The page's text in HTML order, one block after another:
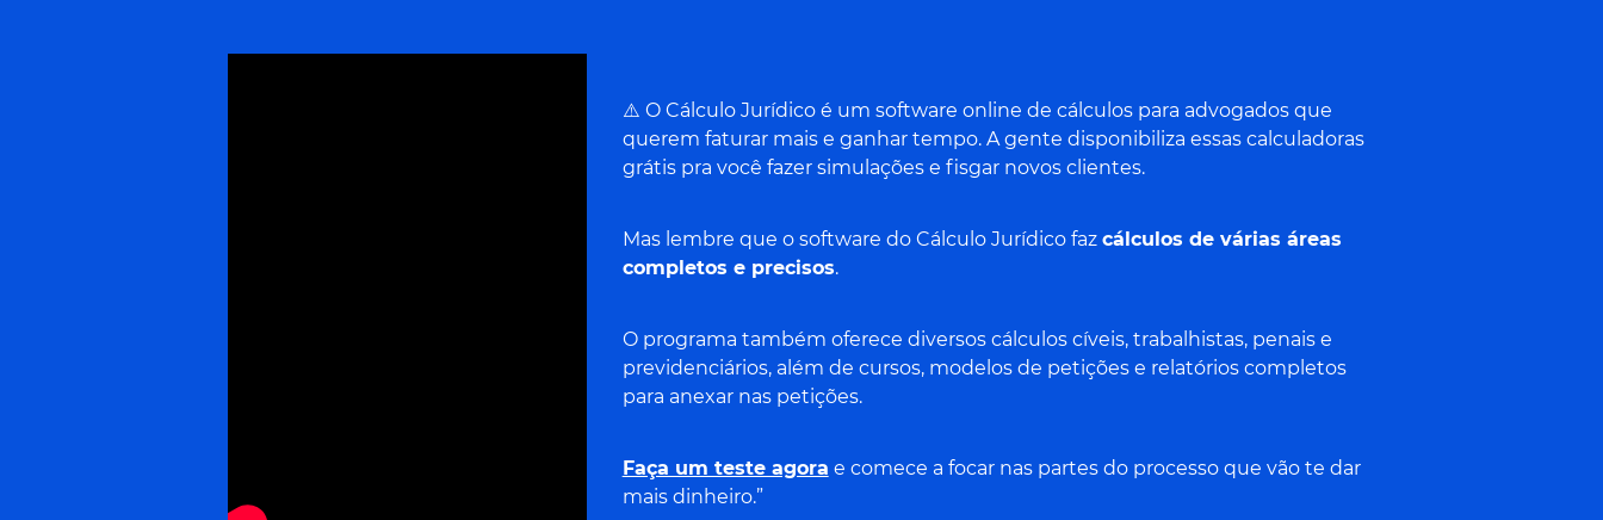
⚠️ O Cálculo Jurídico é um software online de cálculos para advogados que
querem faturar mais e ganhar tempo. A gente disponibiliza essas calculadoras
grátis pra você fazer simulações e fisgar novos clientes.
Mas lembre que o software do Cálculo Jurídico faz cálculos de várias áreas
completos e precisos.
O programa também oferece diversos cálculos cíveis, trabalhistas, penais e
previdenciários, além de cursos, modelos de petições e relatórios completos
para anexar nas petições.
Faça um teste agora e comece a focar nas partes do processo que vão te dar
mais dinheiro.”